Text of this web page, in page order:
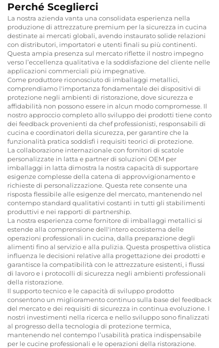
Perché Sceglierci
La nostra azienda vanta una consolidata esperienza nella
produzione di attrezzature premium per la sicurezza in cucina
destinate ai mercati globali, avendo instaurato solide relazioni
con distributori, importatori e utenti finali su più continenti.
Questa ampia presenza sul mercato riflette il nostro impegno
verso l’eccellenza qualitativa e la soddisfazione del cliente nelle
applicazioni commerciali più impegnative.
Come produttore riconosciuto di imballaggi metallici,
comprendiamo l'importanza fondamentale dei dispositivi di
protezione negli ambienti di ristorazione, dove sicurezza e
affidabilità non possono essere in alcun modo compromesse. Il
nostro approccio completo allo sviluppo dei prodotti tiene conto
dei feedback provenienti da chef professionisti, responsabili di
cucina e coordinatori della sicurezza, per garantire che la
funzionalità pratica soddisfi i requisiti teorici di protezione.
La collaborazione internazionale con fornitori di scatole
personalizzate in latta e partner di soluzioni OEM per
imballaggi in latta dimostra la nostra capacità di supportare
esigenze complesse della catena di approvvigionamento e
richieste di personalizzazione. Questa rete consente una
risposta flessibile alle esigenze del mercato, mantenendo nel
contempo standard qualitativi costanti in tutti gli stabilimenti
produttivi e nei rapporti di partnership.
La nostra esperienza come fornitore di imballaggi metallici si
estende alla comprensione dell'intero ecosistema delle
operazioni professionali in cucina, dalla preparazione degli
alimenti fino al servizio e alla pulizia. Questa prospettiva olistica
influenza le decisioni relative alla progettazione dei prodotti e
garantisce la compatibilità con le attrezzature esistenti, i flussi
di lavoro e i protocolli di sicurezza negli ambienti professionali
della ristorazione.
Il supporto tecnico e le capacità di sviluppo prodotto
consentono un miglioramento continuo sulla base del feedback
del mercato e dei requisiti di sicurezza in continua evoluzione. I
nostri investimenti nella ricerca e nello sviluppo sono finalizzati
al progresso della tecnologia di protezione termica,
mantenendo nel contempo l’usabilità pratica indispensabile
per le cucine professionali e le operazioni della ristorazione.